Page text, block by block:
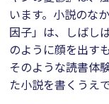
います。小説のな
因子」は、しばし
のように顔を出す
そのような読書体
た小説を書くうえ